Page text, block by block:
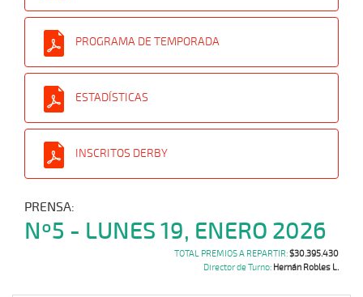
PROGRAMA DE TEMPORADA
ESTADÍSTICAS
INSCRITOS DERBY
PRENSA:
Nº5 - LUNES 19, ENERO 2026
TOTAL PREMIOS A REPARTIR:$30.395.430
Director de Turno: Hernán Robles L.